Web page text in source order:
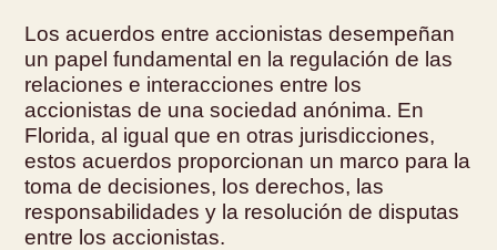
Los acuerdos entre accionistas desempeñan
un papel fundamental en la regulación de las
relaciones e interacciones entre los
accionistas de una sociedad anónima. En
Florida, al igual que en otras jurisdicciones,
estos acuerdos proporcionan un marco para la
toma de decisiones, los derechos, las
responsabilidades y la resolución de disputas
entre los accionistas.